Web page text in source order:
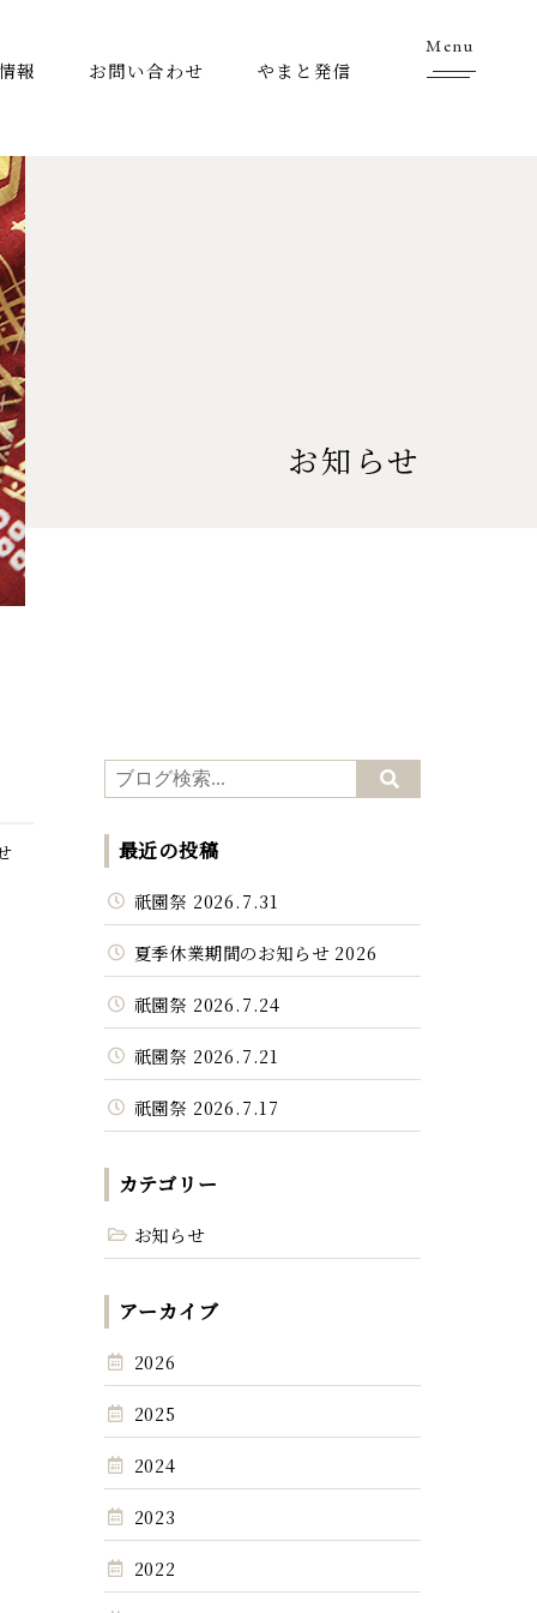
Menu
報 お問い合わせ やまと発信
お知らせ
最近の投稿
祇園祭 2026.7.31
夏季休業期間のお知らせ 2026
祇園祭 2026.7.24
祇園祭 2026.7.21
祇園祭 2026.7.17
カテゴリー
お知らせ
アーカイブ
2026
2025
2024
2023
2022